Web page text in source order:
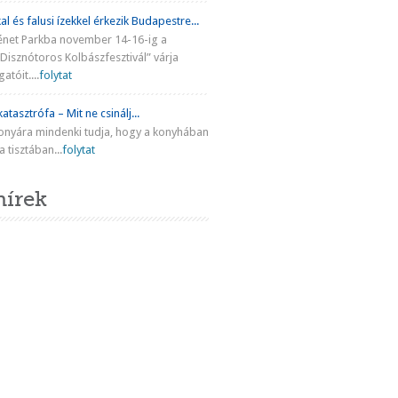
és falusi ízekkel érkezik Budapestre...
Parkba november 14-16-ig a
Kolbászfesztivál” várja
folytat
– Mit ne csinálj...
mindenki tudja, hogy a konyhában
tisztában...folytat